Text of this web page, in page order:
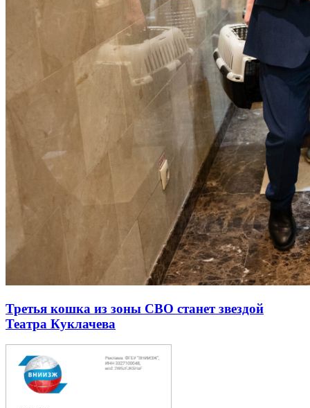
Третья кошка из зоны СВО станет звездой
Театра Куклачева